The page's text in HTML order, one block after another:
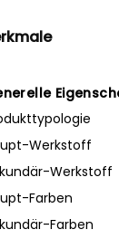
Werkstoff
Werkstoff
Farben
Farben